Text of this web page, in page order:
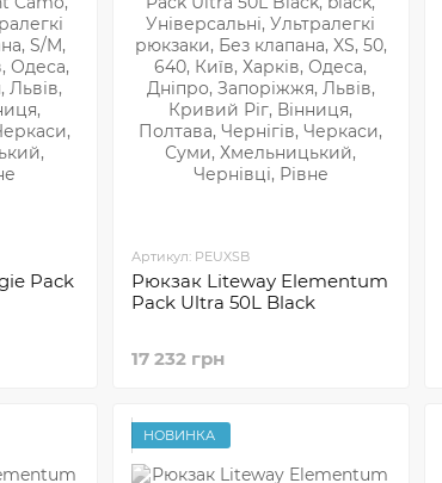
Pack
Артикул: PEUXSB
Рюкзак Liteway Elementum
Pack Ultra 50L Black
17 232 грн
НОВИНКА